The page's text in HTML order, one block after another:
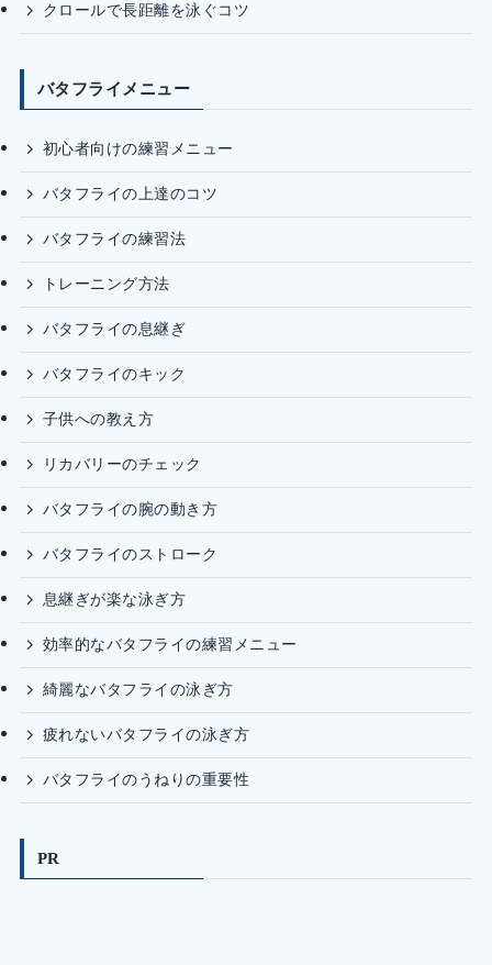
クロールで長距離を泳ぐコツ
バタフライメニュー
初心者向けの練習メニュー
バタフライの上達のコツ
バタフライの練習法
トレーニング方法
バタフライの息継ぎ
バタフライのキック
子供への教え方
リカバリーのチェック
バタフライの腕の動き方
バタフライのストローク
息継ぎが楽な泳ぎ方
効率的なバタフライの練習メニュー
綺麗なバタフライの泳ぎ方
疲れないバタフライの泳ぎ方
バタフライのうねりの重要性
PR